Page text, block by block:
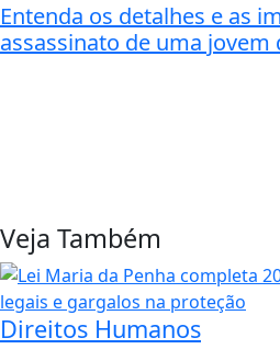
Entenda os detalhes e as
assassinato de uma jovem
Veja Também
Direitos Humanos